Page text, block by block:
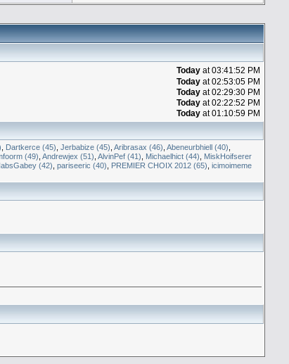
Today at 03:41:52 PM
Today at 02:53:05 PM
Today at 02:29:30 PM
Today at 02:22:52 PM
Today at 01:10:59 PM
Dartkerce (45) Jerbabize (45) Aribrasax (46) Abeneurbhiell (40)
(49) Andrewjex (51) AlvinPef (41) Michaelhict (44)
MiskHoifserer
(42) pariseeric (40) PREMIER CHOIX 2012 (65) icimoimeme